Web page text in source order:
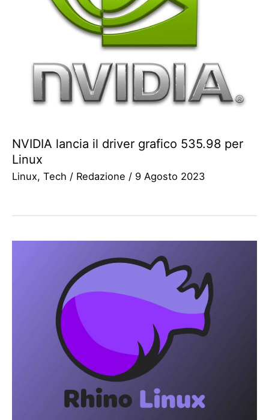
NVIDIA lancia il driver grafico 535.98 per
Linux
Linux, Tech / Redazione / 9 Agosto 2023